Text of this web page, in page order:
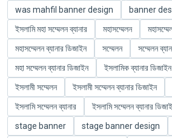
was mahfil banner design
banner
ইসলামি মহা সম্মেলন ব্যানার
মহাসম্মেলন
মহাসম্মেলন ব্যানার ডিজাইন
সম্মেলন
সম্মেলন
মহা সম্মেলন ব্যানার ডিজাইন
ইসলামিক ব্যানার ডিজাইন
ইসলামী সম্মেলন
ইসলামী সম্মেলন ব্যানার ডিজাইন
ইসলামি সম্মেলন ব্যানার
ইসলামি সম্মেলন ব্যানার
stage banner
stage banner design